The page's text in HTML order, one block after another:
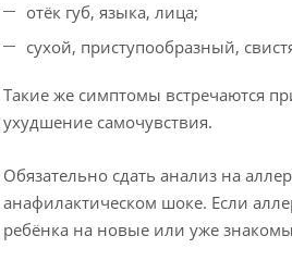
отёк губ, языка, лица;
сухой, приступообразный,
Такие же симптомы встречаются
ухудшение самочувствия.
Обязательно сдать анализ на
анафилактическом шоке. Если
ребёнка на новые или уже